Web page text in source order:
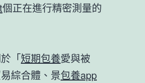
個正在進行精密測量的
「短期包養愛與被
綜合體、景包養app